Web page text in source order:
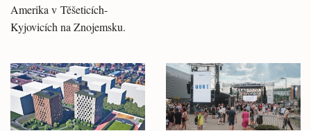
Amerika v Těšeticích-
Kyjovicích na Znojemsku.